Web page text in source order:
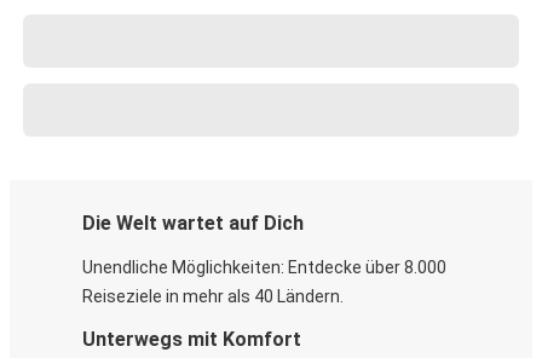
Die Welt wartet auf Dich
Unendliche Möglichkeiten: Entdecke über 8.000
Reiseziele in mehr als 40 Ländern.
Unterwegs mit Komfort